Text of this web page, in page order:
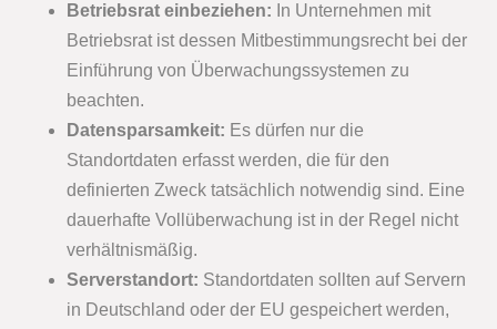
Betriebsrat einbeziehen: In Unternehmen mit
Betriebsrat ist dessen Mitbestimmungsrecht bei der
Einführung von Überwachungssystemen zu
beachten.
Datensparsamkeit: Es dürfen nur die
Standortdaten erfasst werden, die für den
definierten Zweck tatsächlich notwendig sind. Eine
dauerhafte Vollüberwachung ist in der Regel nicht
verhältnismäßig.
Serverstandort: Standortdaten sollten auf Servern
in Deutschland oder der EU gespeichert werden,